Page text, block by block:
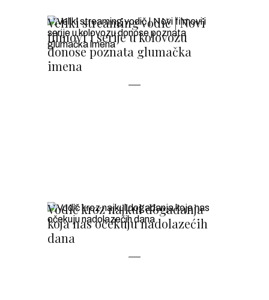
Veliki streaming vodič | Novi
filmovi i serije u kolovozu
donose poznata glumačka
imena
Vodič kroz najkul događanja
koja nas očekuju nadolazećih
dana